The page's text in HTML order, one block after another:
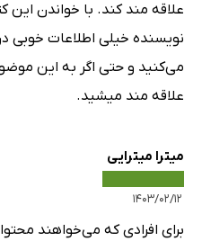
علاقه مند کند. با خواندن
نویسنده خیلی اطلاعات خوبی
می‌کنید و حتی اگر به این
علاقه مند میشید.
میترا میترایی
۱۴۰۳/۰۲/۱۲
برای افرادی که می‌خواهند